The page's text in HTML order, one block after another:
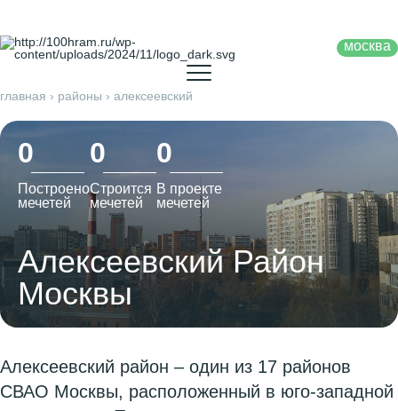
москва
главная › районы › алексеевский
0
Построено
мечетей
0
Строится
мечетей
0
В проекте
мечетей
Алексеевский Район
Москвы
Алексеевский район – один из 17 районов
СВАО Москвы, расположенный в юго-западной